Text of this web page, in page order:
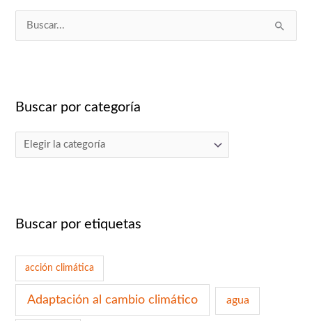
a
r
Buscar por categoría
Buscar por etiquetas
acción climática
Adaptación al cambio climático agua